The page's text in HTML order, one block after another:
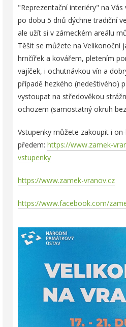
"Reprezentační interiéry" na
po dobu 5 dnů dýchne tradiční
ale užít si v zámeckém areálu
Těšit se můžete na Velikonoční
hrnčířek a kovářem, pletením
vajíček, i ochutnávkou vín a
případě hezkého (nedeštivého)
vystoupat na středověkou
ochozem (samostatný okruh
Vstupenky můžete zakoupit i
předem: https://www.zamek-
vstupenky
https://www.zamek-vranov.cz
https://www.facebook.com/